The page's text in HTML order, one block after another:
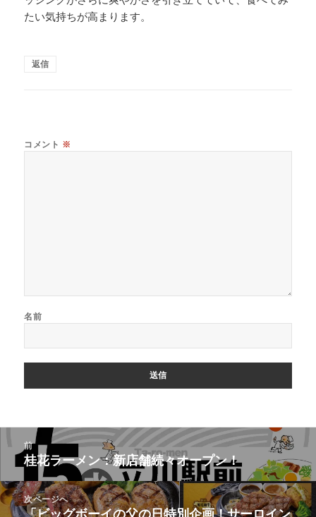
たい気持ちが高まります。
返信
コメント ※
名前
ビ
ゲ
前
前
投
稿:
桂花ラーメン：新店舗続々オープン！
次ページへ
次
「ビッグボーイの父の日特別企画！サーロイン